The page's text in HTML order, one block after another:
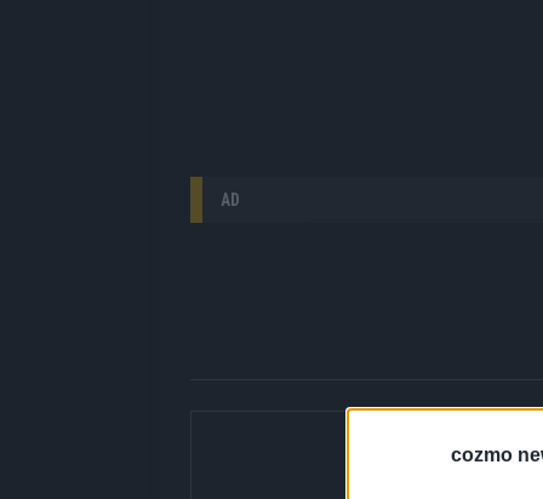
cozmo
AD
Hier gibt’s die